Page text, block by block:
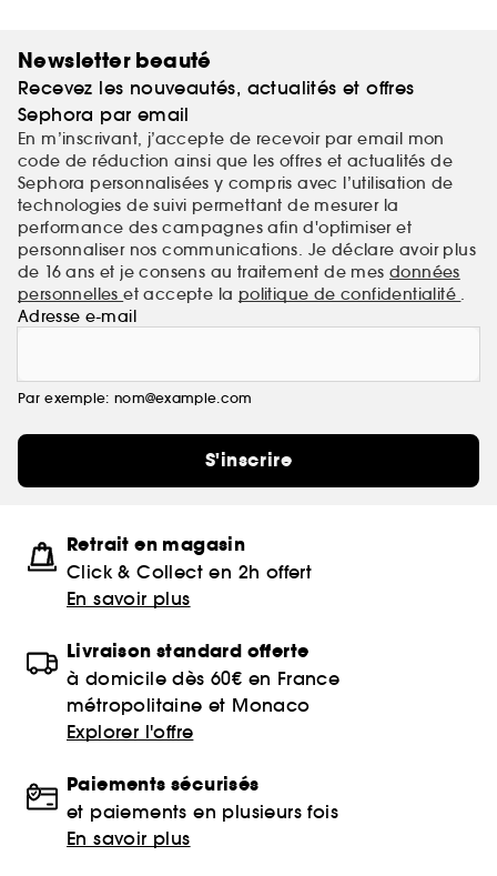
Newsletter beauté
Recevez les nouveautés, actualités et offres
Sephora par email
En m’inscrivant, j’accepte de recevoir par email mon
code de réduction ainsi que les offres et actualités de
Sephora personnalisées y compris avec l’utilisation de
technologies de suivi permettant de mesurer la
performance des campagnes afin d'optimiser et
personnaliser nos communications. Je déclare avoir plus
de 16 ans et je consens au traitement de mes données
personnelleset accepte la politique de confidentialité
Adresse e-mail
Par exemple: nom@example.com
S'inscrire
Retrait en magasin
Click & Collect en 2h offert
En savoir plus
Livraison standard offerte
à domicile dès 60€ en France
métropolitaine et Monaco
Explorer l'offre
Paiements sécurisés
et paiements en plusieurs fois
En savoir plus